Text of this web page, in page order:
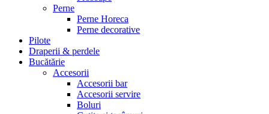
Perne
Perne Horeca
Perne decorative
Pilote
Draperii & perdele
Bucătărie
Accesorii
Accesorii bar
Accesorii servire
Boluri